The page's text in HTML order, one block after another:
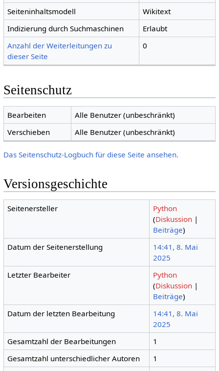
Seiteninhaltsmodell
Wikitext
Indizierung durch Suchmaschinen
Erlaubt
Anzahl der Weiterleitungen zu
dieser Seite
0
Seitenschutz
Bearbeiten
Alle Benutzer (unbeschränkt)
Verschieben
Alle Benutzer (unbeschränkt)
Das Seitenschutz-Logbuch für diese Seite ansehen.
Versionsgeschichte
Seitenersteller
Python
(Diskussion |
Beiträge)
Datum der Seitenerstellung
14:41, 8. Mai
2025
Letzter Bearbeiter
Python
(Diskussion |
Beiträge)
Datum der letzten Bearbeitung
14:41, 8. Mai
2025
Gesamtzahl der Bearbeitungen
1
Gesamtzahl unterschiedlicher Autoren
1